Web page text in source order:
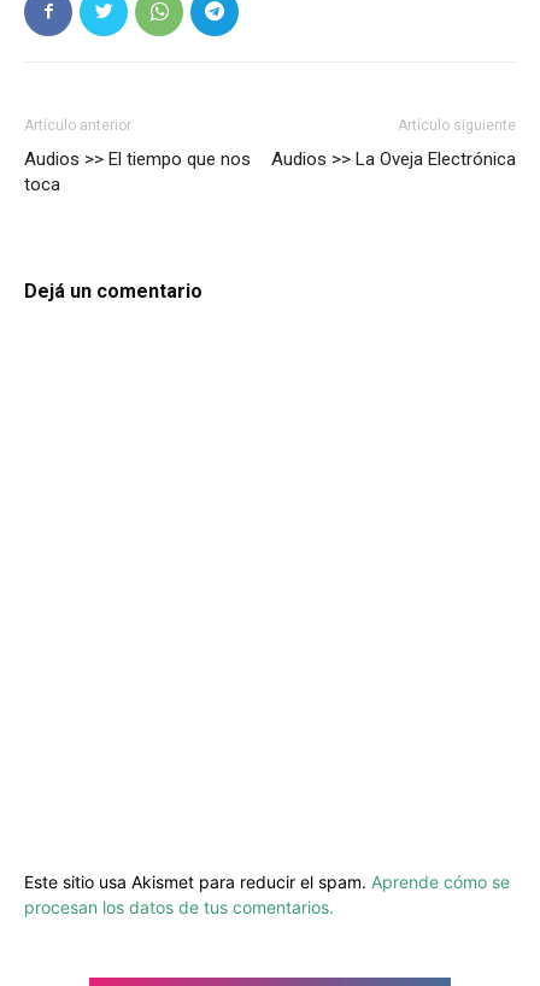
Artículo anterior
Audios >> El tiempo que nos
toca
Artículo siguiente
Audios >> La Oveja Electrónica
Dejá un comentario
Este sitio usa Akismet para reducir el spam. Aprende cómo se
procesan los datos de tus comentarios.